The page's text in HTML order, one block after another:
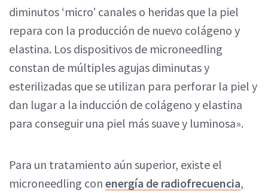
diminutos ‘micro’ canales o heridas que la piel
repara con la producción de nuevo colágeno y
elastina. Los dispositivos de microneedling
constan de múltiples agujas diminutas y
esterilizadas que se utilizan para perforar la piel y
dan lugar a la inducción de colágeno y elastina
para conseguir una piel más suave y luminosa».
Para un tratamiento aún superior, existe el
microneedling con energía de radiofrecuencia,